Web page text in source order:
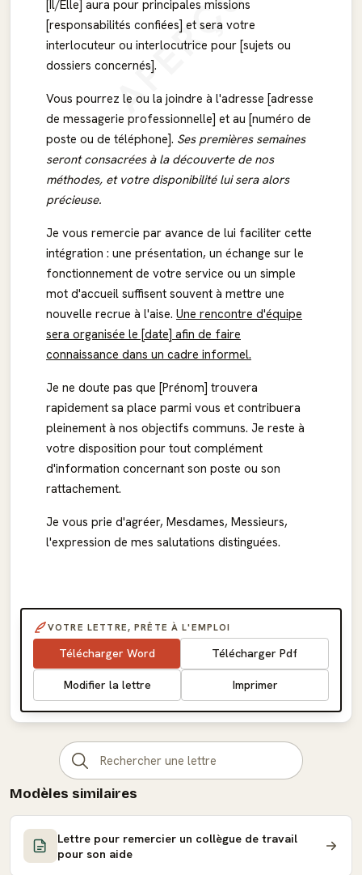
APERÇU
[Il/Elle] aura pour principales missions
[responsabilités confiées] et sera votre
interlocuteur ou interlocutrice pour [sujets ou
dossiers concernés].
Vous pourrez le ou la joindre à l'adresse [adresse
de messagerie professionnelle] et au [numéro de
poste ou de téléphone]. Ses premières semaines
seront consacrées à la découverte de nos
méthodes, et votre disponibilité lui sera alors
précieuse.
Je vous remercie par avance de lui faciliter cette
intégration : une présentation, un échange sur le
fonctionnement de votre service ou un simple
mot d'accueil suffisent souvent à mettre une
nouvelle recrue à l'aise. Une rencontre d'équipe
sera organisée le [date] afin de faire
connaissance dans un cadre informel.
Je ne doute pas que [Prénom] trouvera
rapidement sa place parmi vous et contribuera
pleinement à nos objectifs communs. Je reste à
votre disposition pour tout complément
d'information concernant son poste ou son
rattachement.
Je vous prie d'agréer, Mesdames, Messieurs,
l'expression de mes salutations distinguées.
VOTRE LETTRE, PRÊTE À L'EMPLOI
Télécharger Word Télécharger Pdf
Modifier la lettre Imprimer
Modèles similaires
Lettre pour remercier un collègue de travail
pour son aide